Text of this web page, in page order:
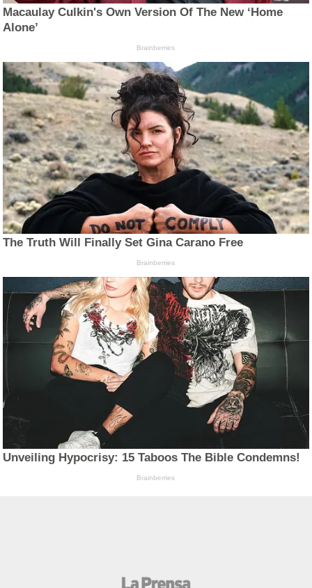
Macaulay Culkin's Own Version Of The New ‘Home
Alone’
Brainberries
The Truth Will Finally Set Gina Carano Free
Brainberries
Unveiling Hypocrisy: 15 Taboos The Bible Condemns!
Brainberries